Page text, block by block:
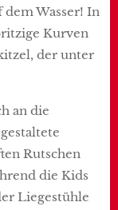
dem Wasser! In
Kurven
der unter
an die
Rutschen
die Kids
Liegestühle